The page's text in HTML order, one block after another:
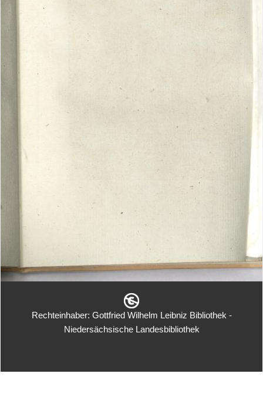
Rechteinhaber: Gottfried Wilhelm Leibniz Bibliothek -
Niedersächsische Landesbibliothek